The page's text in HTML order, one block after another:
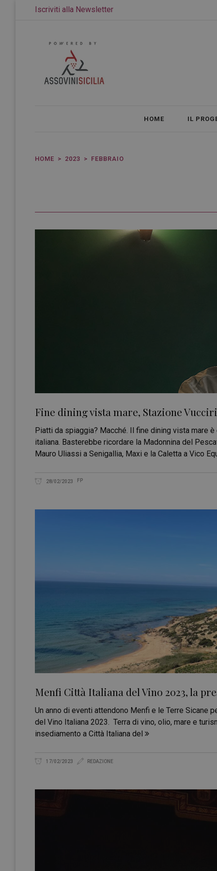
Iscriviti alla Newsletter
HOME IL
HOME 2023 FEBBRAIO
Fine dining vista mare, Stazione
Piatti da spiaggia? Macché. Il fine dining vista mare
italiana. Basterebbe ricordare la Madonnina del
Mauro Uliassi a Senigallia, Maxi e la Caletta a Vico
28/02/2023 FP
Menfi Città Italiana del Vino 2023, la
Un anno di eventi attendono Menfi e le Terre Sicane
del Vino Italiana 2023. Terra di vino, olio, mare e
insediamento a Città Italiana del
17/02/2023 REDAZIONE